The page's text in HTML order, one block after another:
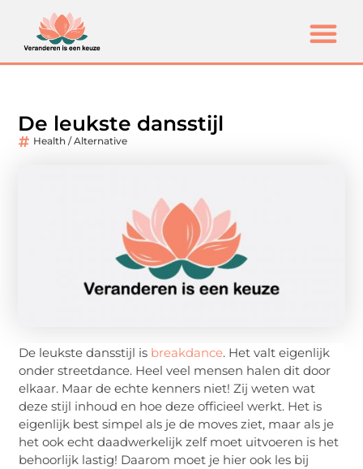
De leukste dansstijl
Health / Alternative
De leukste dansstijl is breakdance. Het valt eigenlijk
onder streetdance. Heel veel mensen halen dit door
elkaar. Maar de echte kenners niet! Zij weten wat
deze stijl inhoud en hoe deze officieel werkt. Het is
eigenlijk best simpel als je de moves ziet, maar als je
het ook echt daadwerkelijk zelf moet uitvoeren is het
behoorlijk lastig! Daarom moet je hier ook les bij